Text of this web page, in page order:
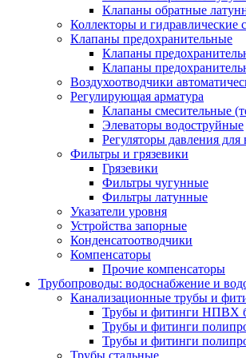
Клапаны обратные
Коллекторы и гидравлические
Клапаны предохранительные
Клапаны
Клапаны
Воздухоотводчики
Регулирующая арматура
Клапаны смесительные
Элеваторы водоструйные
Регуляторы давления для
Фильтры и грязевики
Грязевики
Фильтры чугунные
Фильтры латунные
Указатели уровня
Устройства запорные
Конденсатоотводчики
Компенсаторы
Прочие компенсаторы
Трубопроводы: водоснабжение и
Канализационные трубы и
Трубы и фитинги НПВХ
Трубы и фитинги
Трубы и фитинги
Трубы стальные